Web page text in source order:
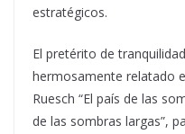
estratégicos.
El pretérito de
hermosamente relatado
Ruesch “El país de las
de las sombras largas”,